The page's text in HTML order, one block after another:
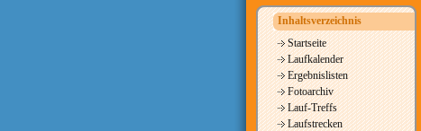
Inhaltsverzeichnis
Startseite
Laufkalender
Ergebnislisten
Fotoarchiv
Lauf-Treffs
Laufstrecken